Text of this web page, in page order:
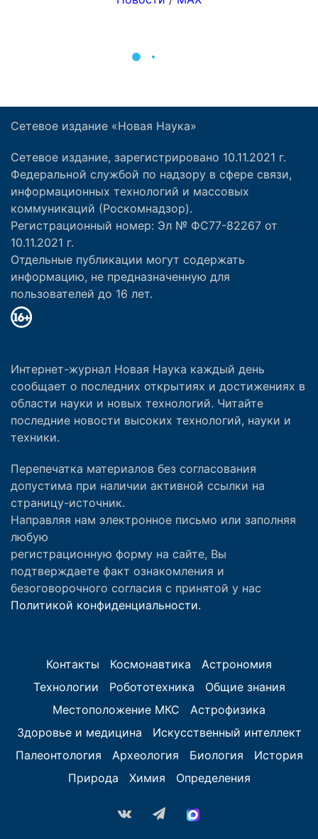
Сетевое издание «Новая Наука»
Сетевое издание, зарегистрировано 10.11.2021 г.
Федеральной службой по надзору в сфере связи,
информационных технологий и массовых
коммуникаций (Роскомнадзор).
Регистрационный номер: Эл № ФС77-82267 от
10.11.2021 г.
Отдельные публикации могут содержать
информацию, не предназначенную для
пользователей до 16 лет.
Интернет-журнал Новая Наука каждый день
сообщает о последних открытиях и достижениях в
области науки и новых технологий. Читайте
последние новости высоких технологий, науки и
техники.
Перепечатка материалов без согласования
допустима при наличии активной ссылки на
страницу-источник.
Направляя нам электронное письмо или заполняя
любую
регистрационную форму на сайте, Вы
подтверждаете факт ознакомления и
безоговорочного согласия с принятой у нас
Политикой конфиденциальности.
Контакты Космонавтика
Астрономия
Технологии
Робототехника
Общие знания
Местоположение МКС
Астрофизика
Здоровье и медицина
Искусственный интеллект
Палеонтология
Археология Биология
История
Природа
Химия Определения
vk.com Telegram